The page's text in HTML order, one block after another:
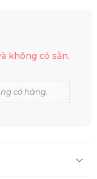
không có sẵn.
có hàng.